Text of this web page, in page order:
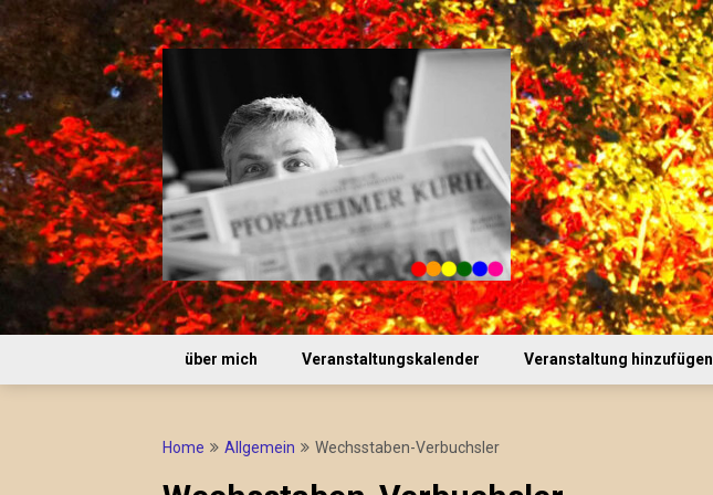
to
content
über mich Veranstaltungskalender Veranstaltung hinzufügen
Home Allgemein Wechsstaben-Verbuchsler